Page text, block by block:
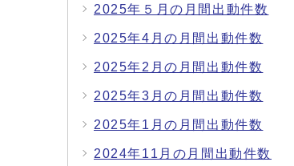
2025年５月の月間出動件数
2025年4月の月間出動件数
2025年2月の月間出動件数
2025年3月の月間出動件数
2025年1月の月間出動件数
2024年11月の月間出動件数